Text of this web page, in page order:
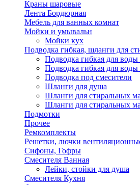
Краны шаровые
Лента Бордюрная
Мебель для ванных комнат
Мойки и умывальн
Мойки кух
Подводка гибкая, шланги для
Подводка гибкая для
Подводка гибкая для
Подводка под смесители
Шланги для душа
Шланги для стиральных
Шланги для стиральных
Подмотки
Прочее
Ремкомплекты
Решетки, лючки
Сифоны, Гофры
Смесителя Ванная
Лейки, стойки для душа
Смесителя Кухня